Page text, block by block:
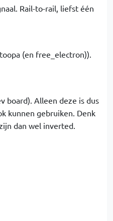
Rail-to-rail, liefst één
(en free_electron)).
board). Alleen deze is dus
kunnen gebruiken. Denk
dan wel inverted.